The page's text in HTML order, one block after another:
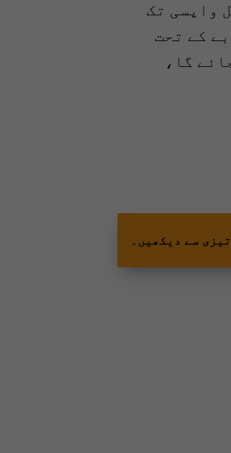
واپسی تک
کے تحت
گا،
سے دیکھیں۔